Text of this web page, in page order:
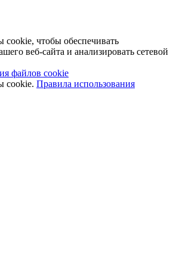
чтобы обеспечивать
веб-сайта и анализировать сетевой
файлов cookie
cookie. Правила использования